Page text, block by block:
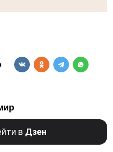
в Дзен